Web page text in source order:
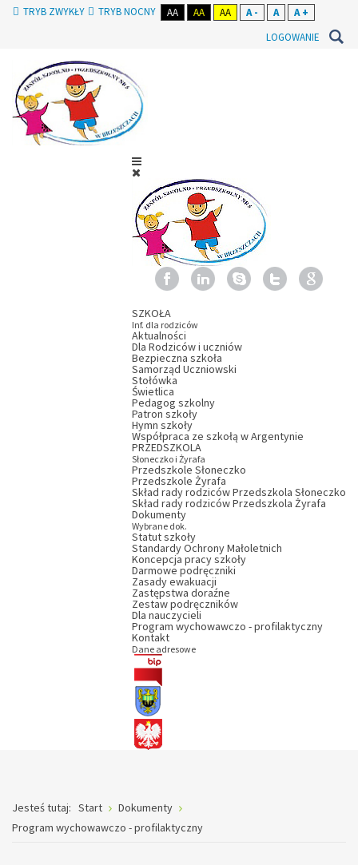
TRYB ZWYKŁY TRYB NOCNY AA AA AA A - A
A +
LOGOWANIE
SZKOŁA
Inf. dla rodziców
Aktualności
Dla Rodziców i uczniów
Bezpieczna szkoła
Samorząd Uczniowski
Stołówka
Świetlica
Pedagog szkolny
Patron szkoły
Hymn szkoły
Współpraca ze szkołą w Argentynie
PRZEDSZKOLA
Słoneczko i Żyrafa
Przedszkole Słoneczko
Przedszkole Żyrafa
Skład rady rodziców Przedszkola Słoneczko
Skład rady rodziców Przedszkola Żyrafa
Dokumenty
Wybrane dok.
Statut szkoły
Standardy Ochrony Małoletnich
Koncepcja pracy szkoły
Darmowe podręczniki
Zasady ewakuacji
Zastępstwa doraźne
Zestaw podręczników
Dla nauczycieli
Program wychowawczo - profilaktyczny
Kontakt
Dane adresowe
Jesteś tutaj: Start
Dokumenty
Program wychowawczo - profilaktyczny